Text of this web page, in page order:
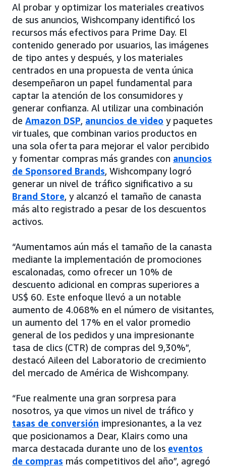
Al probar y optimizar los materiales creativos
de sus anuncios, Wishcompany identificó los
recursos más efectivos para Prime Day. El
contenido generado por usuarios, las imágenes
de tipo antes y después, y los materiales
centrados en una propuesta de venta única
desempeñaron un papel fundamental para
captar la atención de los consumidores y
generar confianza. Al utilizar una combinación
de Amazon DSP, anuncios de video y paquetes
virtuales, que combinan varios productos en
una sola oferta para mejorar el valor percibido
y fomentar compras más grandes con anuncios
de Sponsored Brands, Wishcompany logró
generar un nivel de tráfico significativo a su
Brand Store, y alcanzó el tamaño de canasta
más alto registrado a pesar de los descuentos
activos.
“Aumentamos aún más el tamaño de la canasta
mediante la implementación de promociones
escalonadas, como ofrecer un 10% de
descuento adicional en compras superiores a
US$ 60. Este enfoque llevó a un notable
aumento de 4.068% en el número de visitantes,
un aumento del 17% en el valor promedio
general de los pedidos y una impresionante
tasa de clics (CTR) de compras del 9,30%”,
destacó Aileen del Laboratorio de crecimiento
del mercado de América de Wishcompany.
“Fue realmente una gran sorpresa para
nosotros, ya que vimos un nivel de tráfico y
tasas de conversión impresionantes, a la vez
que posicionamos a Dear, Klairs como una
marca destacada durante uno de los eventos
de compras más competitivos del año”, agregó